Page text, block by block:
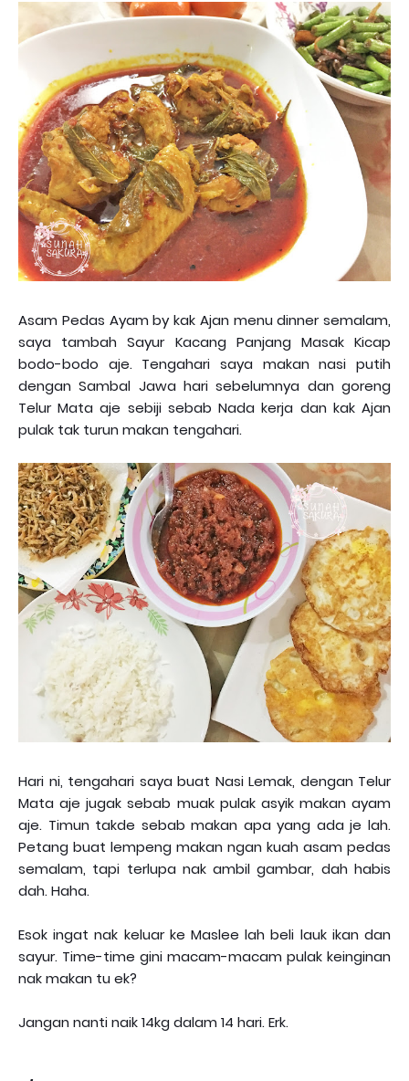
Asam Pedas Ayam by kak Ajan menu dinner semalam,
saya tambah Sayur Kacang Panjang Masak Kicap
bodo-bodo aje. Tengahari saya makan nasi putih
dengan Sambal Jawa hari sebelumnya dan goreng
Telur Mata aje sebiji sebab Nada kerja dan kak Ajan
pulak tak turun makan tengahari.
Hari ni, tengahari saya buat Nasi Lemak, dengan Telur
Mata aje jugak sebab muak pulak asyik makan ayam
aje. Timun takde sebab makan apa yang ada je lah.
Petang buat lempeng makan ngan kuah asam pedas
semalam, tapi terlupa nak ambil gambar, dah habis
dah. Haha.
Esok ingat nak keluar ke Maslee lah beli lauk ikan dan
sayur. Time-time gini macam-macam pulak keinginan
nak makan tu ek?
Jangan nanti naik 14kg dalam 14 hari. Erk.